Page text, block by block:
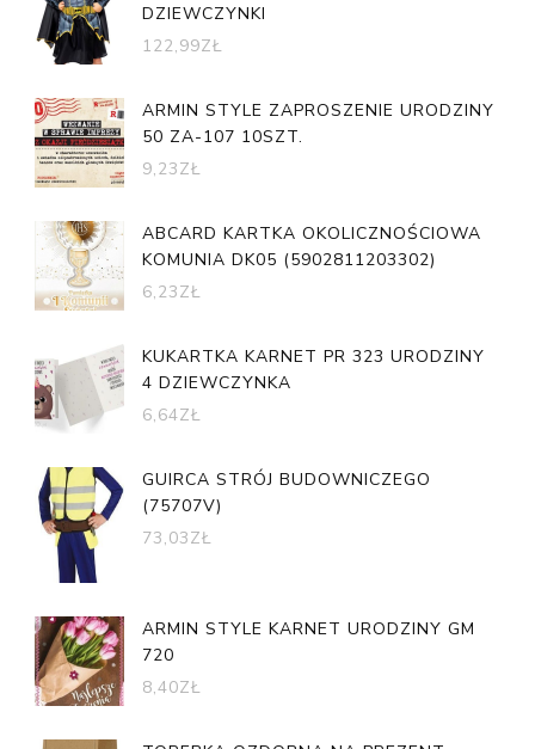
DZIEWCZYNKI
122,99ZŁ
ARMIN STYLE ZAPROSZENIE URODZINY
50 ZA-107 10SZT.
9,23ZŁ
ABCARD KARTKA OKOLICZNOŚCIOWA
KOMUNIA DK05 (5902811203302)
6,23ZŁ
KUKARTKA KARNET PR 323 URODZINY
4 DZIEWCZYNKA
6,64ZŁ
GUIRCA STRÓJ BUDOWNICZEGO
(75707V)
73,03ZŁ
ARMIN STYLE KARNET URODZINY GM
720
8,40ZŁ